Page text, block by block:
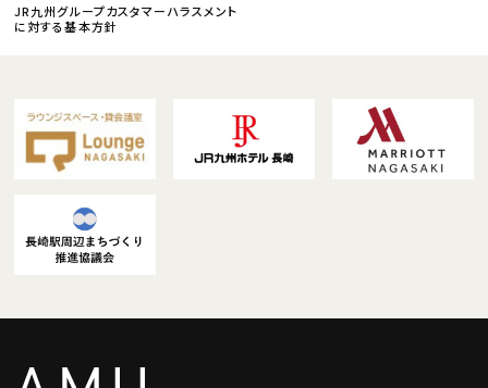
JR九州グループカスタマーハラスメント
に対する基本方針